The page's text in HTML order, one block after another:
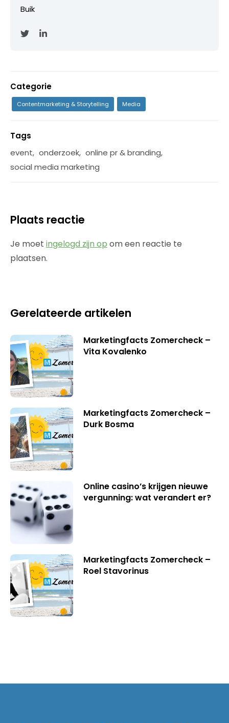
Buik
Categorie
Contentmarketing & Storytelling Media
Tags
event, onderzoek, online pr & branding,
social media marketing
Plaats reactie
Je moet ingelogd zijn op om een reactie te
plaatsen.
Gerelateerde artikelen
Marketingfacts Zomercheck –
Vita Kovalenko
Marketingfacts Zomercheck –
Durk Bosma
Online casino’s krijgen nieuwe
vergunning: wat verandert er?
Marketingfacts Zomercheck –
Roel Stavorinus